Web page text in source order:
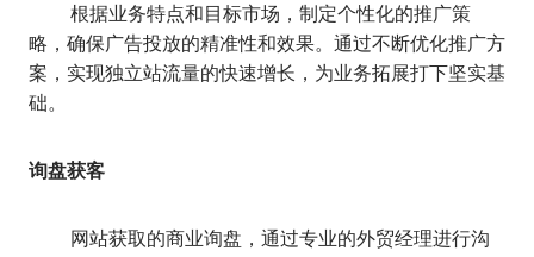
根据业务特点和目标市场，制定个性化的推广策
略，确保广告投放的精准性和效果。通过不断优化推广方
案，实现独立站流量的快速增长，为业务拓展打下坚实基
础。
询盘获客
网站获取的商业询盘，通过专业的外贸经理进行沟